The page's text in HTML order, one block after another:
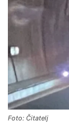
Foto: Čitatelj